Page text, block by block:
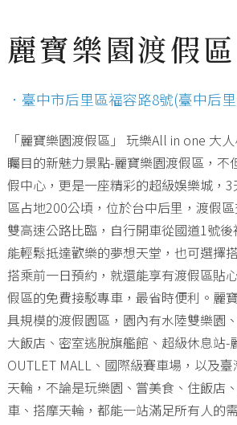
麗寶樂園渡假區
．臺中市后里區福容路8號(臺中后
「麗寶樂園渡假區」 玩樂All in one 大
矚目的新魅力景點-麗寶樂園渡假區，不
假中心，更是一座精彩的超級娛樂城，
區占地200公頃，位於台中后里，渡假區
雙高速公路比臨，自行開車從國道1號
能輕鬆抵達歡樂的夢想天堂，也可選擇
搭乘前一日預約，就還能享有渡假區貼
假區的免費接駁專車，最省時便利。麗
具規模的渡假園區，園內有水陸雙樂園
大飯店、密室逃脫旗艦館、超級休息站-
OUTLET MALL、國際級賽車場，以及
天輪，不論是玩樂園、嘗美食、住飯店
車、搭摩天輪，都能一站滿足所有人的